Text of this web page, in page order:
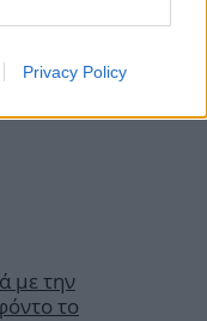
Privacy Policy
με την
το